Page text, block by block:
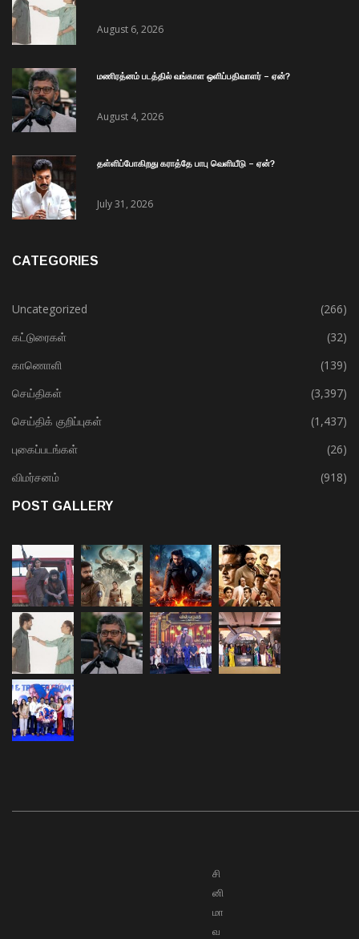
August 6, 2026
மணிரத்னம் படத்தில் வங்காள ஒளிப்பதிவாளர் – ஏன்?
August 4, 2026
தள்ளிப்போகிறது கராத்தே பாபு வெளியீடு – ஏன்?
July 31, 2026
CATEGORIES
Uncategorized
(266)
கட்டுரைகள்
(32)
காணொளி
(139)
செய்திகள்
(3,397)
செய்திக் குறிப்புகள்
(1,437)
புகைப்படங்கள்
(26)
விமர்சனம்
(918)
POST GALLERY
சி
னி
மா
வ